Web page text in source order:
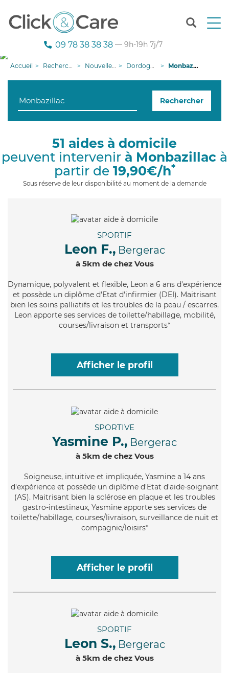
T
n
g
i
09 78 38 38 38 — 9h-19h 7j/7
Accueil Recherche aide à domicile Nouvelle-Aquitaine Dordogne Monbazillac
Rechercher
51 aides à domicile
peuvent intervenir à Monbazillac à
partir de 19,90€/h*
Sous réserve de leur disponibilité au moment de la demande
SPORTIF
Leon F., Bergerac
à 5km de chez Vous
Dynamique, polyvalent et flexible, Leon a 6 ans d'expérience
et possède un diplôme d'Etat d'infirmier (DEI). Maitrisant
bien les soins palliatifs et les troubles de la peau / escarres,
Leon apporte ses services de toilette/habillage, mobilité,
courses/livraison et transports*
Afficher le profil
SPORTIVE
Yasmine P., Bergerac
à 5km de chez Vous
Soigneuse, intuitive et impliquée, Yasmine a 14 ans
d'expérience et possède un diplôme d'Etat d'aide-soignant
(AS). Maitrisant bien la sclérose en plaque et les troubles
gastro-intestinaux, Yasmine apporte ses services de
toilette/habillage, courses/livraison, surveillance de nuit et
compagnie/loisirs*
Afficher le profil
SPORTIF
Leon S., Bergerac
à 5km de chez Vous